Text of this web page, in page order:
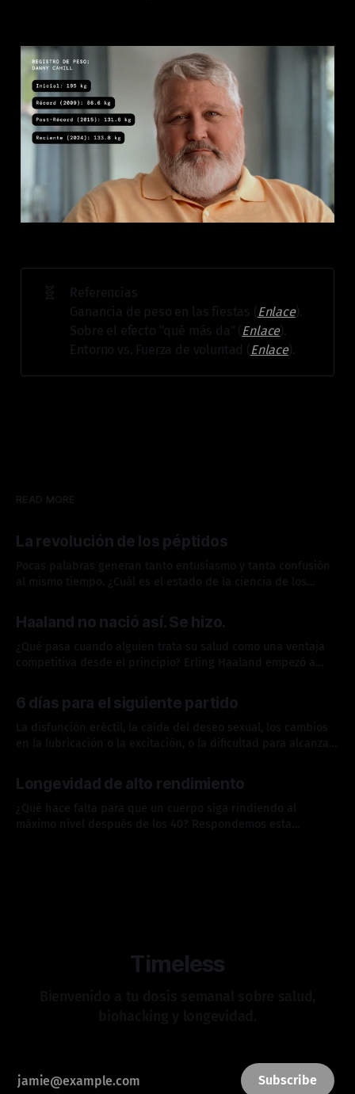
🧬
Referencias
Ganancia de peso en las fiestas ( Enlace).
Sobre el efecto "qué más da" ( Enlace).
Entorno vs. Fuerza de voluntad ( Enlace).
READ MORE
La revolución de los péptidos
Pocas palabras generan tanto entusiasmo y tanta confusión
al mismo tiempo. ¿Cuál es el estado de la ciencia de los
Haaland no nació así. Se hizo.
¿Qué pasa cuando alguien trata su salud como una ventaja
competitiva desde el principio? Erling Haaland empezó a
mejores del mundo.
6 días para el siguiente partido
La disfunción eréctil, la caída del deseo sexual, los cambios
en la lubricación o la excitación, o la dificultad para alcanzar
cuerpo.
Longevidad de alto rendimiento
¿Qué hace falta para que un cuerpo siga rindiendo al
máximo nivel después de los 40? Respondemos esta
Timeless
Subscribe